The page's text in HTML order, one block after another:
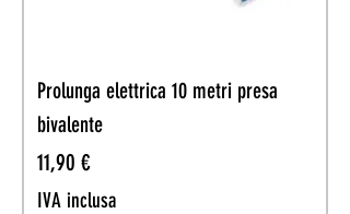
Prolunga elettrica 10 metri presa
bivalente
Prezzo
11,90 €
IVA inclusa